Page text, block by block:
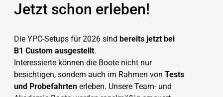
Jetzt schon erleben!
Die YPC-Setups für 2026 sind bereits jetzt bei
B1 Custom ausgestellt.
Interessierte können die Boote nicht nur
besichtigen, sondern auch im Rahmen von Tests
und Probefahrten erleben. Unsere Team- und